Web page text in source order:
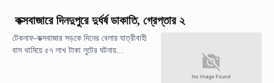
কক্সবাজারে দিনদুপুরে দুর্ধর্ষ ডাকাতি, গ্রেপ্তার ২
টেকনাফ-কক্সবাজার সড়কে দিনের বেলায় যাত্রীবাহী
বাস থামিয়ে ৫৭ লাখ টাকা লুটের ঘটনায়...